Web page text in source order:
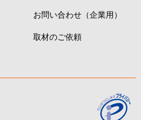
お問い合わせ（企業用）
取材のご依頼